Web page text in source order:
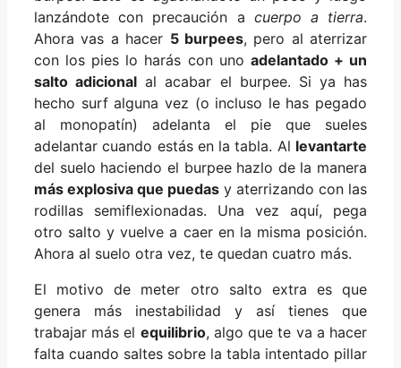
lanzándote con precaución a cuerpo a tierra.
Ahora vas a hacer 5 burpees, pero al aterrizar
con los pies lo harás con uno adelantado + un
salto adicional al acabar el burpee. Si ya has
hecho surf alguna vez (o incluso le has pegado
al monopatín) adelanta el pie que sueles
adelantar cuando estás en la tabla. Al levantarte
del suelo haciendo el burpee hazlo de la manera
más explosiva que puedas y aterrizando con las
rodillas semiflexionadas. Una vez aquí, pega
otro salto y vuelve a caer en la misma posición.
Ahora al suelo otra vez, te quedan cuatro más.
El motivo de meter otro salto extra es que
genera más inestabilidad y así tienes que
trabajar más el equilibrio, algo que te va a hacer
falta cuando saltes sobre la tabla intentado pillar